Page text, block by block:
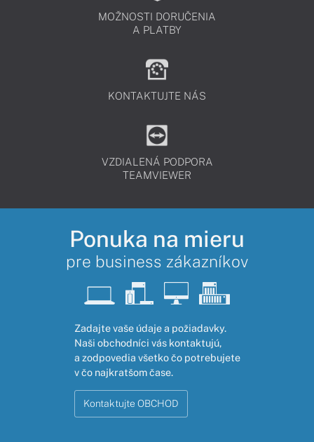
MOŽNOSTI DORUČENIA
A PLATBY
KONTAKTUJTE NÁS
VZDIALENÁ PODPORA
TEAMVIEWER
Ponuka na mieru
pre business zákazníkov
Zadajte vaše údaje a požiadavky.
Naši obchodníci vás kontaktujú,
a zodpovedia všetko čo potrebujete
v čo najkratšom čase.
Kontaktujte OBCHOD